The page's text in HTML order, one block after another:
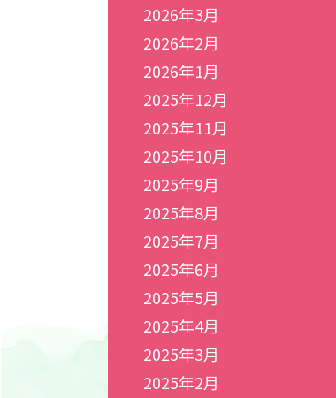
2026年3月
2026年2月
2026年1月
2025年12月
2025年11月
2025年10月
2025年9月
2025年8月
2025年7月
2025年6月
2025年5月
2025年4月
2025年3月
2025年2月